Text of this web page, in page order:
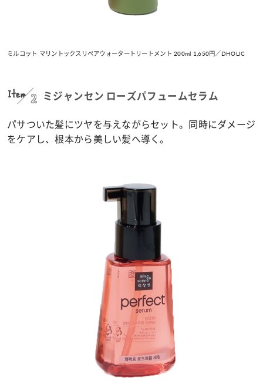
ミルコット マリントックスリペアウォータートリートメント 200ml 1,650円／DHOLIC
Item 2 ミジャンセン ローズパフュームセラム
パサついた髪にツヤを与えながらセット。同時にダメージ
をケアし、根本から美しい髪へ導く。